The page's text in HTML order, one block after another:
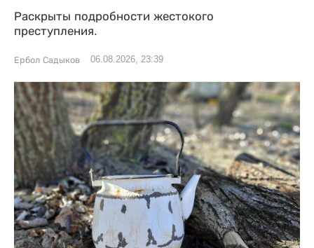
Раскрыты подробности жестокого
преступления.
Ербол Садыков 06.08.2026, 23:39